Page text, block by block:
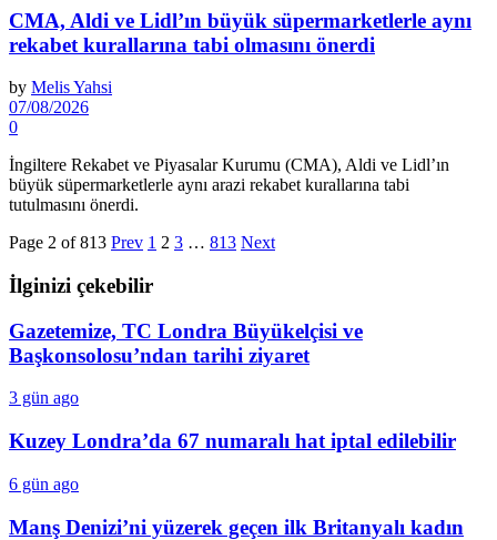
CMA, Aldi ve Lidl’ın büyük süpermarketlerle aynı
rekabet kurallarına tabi olmasını önerdi
by Melis Yahsi
07/08/2026
0
İngiltere Rekabet ve Piyasalar Kurumu (CMA), Aldi ve Lidl’ın
büyük süpermarketlerle aynı arazi rekabet kurallarına tabi
tutulmasını önerdi.
Page 2 of 813 Prev 1 2 3 … 813 Next
İlginizi çekebilir
Gazetemize, TC Londra Büyükelçisi ve
Başkonsolosu’ndan tarihi ziyaret
3 gün ago
Kuzey Londra’da 67 numaralı hat iptal edilebilir
6 gün ago
Manş Denizi’ni yüzerek geçen ilk Britanyalı kadın